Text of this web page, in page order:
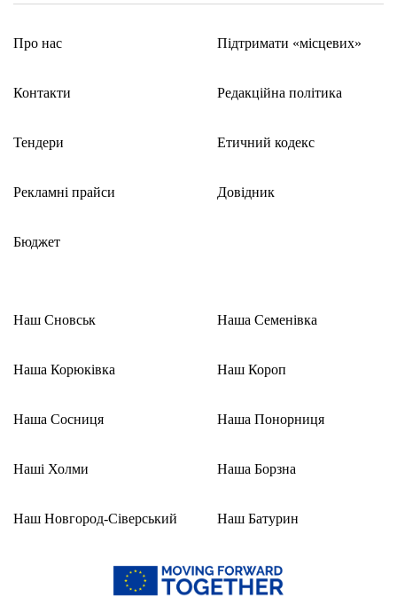
Про нас
Контакти
Тендери
Рекламні прайси
Бюджет
Підтримати «місцевих»
Редакційна політика
Етичний кодекс
Довідник
Наш Сновськ
Наша Корюківка
Наша Сосниця
Наші Холми
Наш Новгород-Сіверський
Наша Семенівка
Наш Короп
Наша Понорниця
Наша Борзна
Наш Батурин